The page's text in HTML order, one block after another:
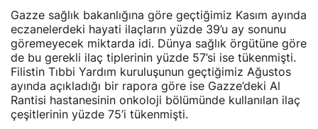
Gazze sağlık bakanlığına göre geçtiğimiz Kasım ayında
eczanelerdeki hayati ilaçların yüzde 39’u ay sonunu
göremeyecek miktarda idi. Dünya sağlık örgütüne göre
de bu gerekli ilaç tiplerinin yüzde 57’si ise tükenmişti.
Filistin Tıbbi Yardım kuruluşunun geçtiğimiz Ağustos
ayında açıkladığı bir rapora göre ise Gazze’deki Al
Rantisi hastanesinin onkoloji bölümünde kullanılan ilaç
çeşitlerinin yüzde 75’i tükenmişti.